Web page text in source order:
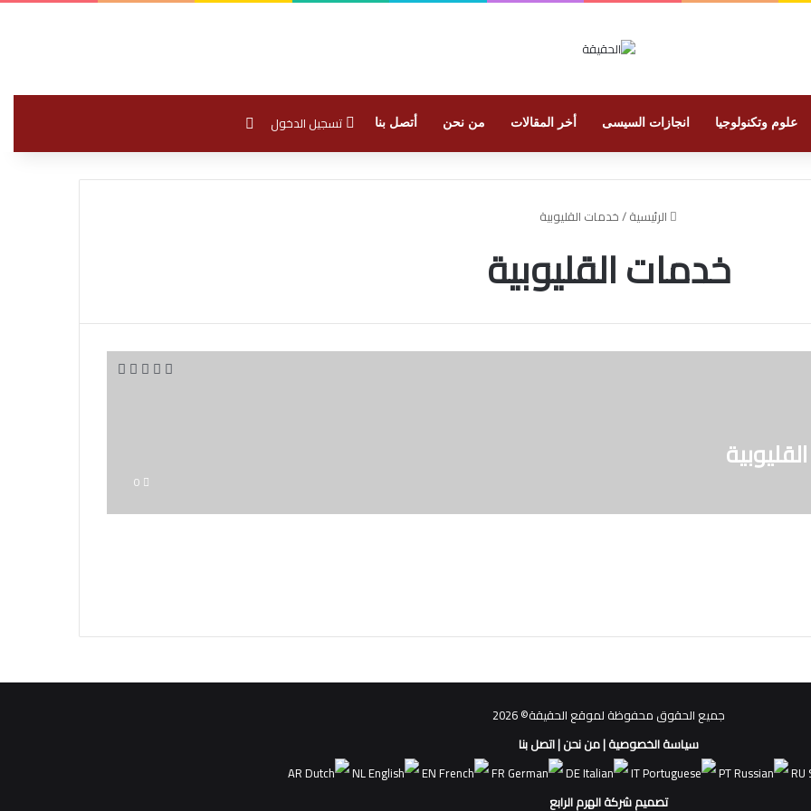
علوم وتكنولوجيا انجازات السيسى أخر المقالات من نحن أتصل بنا تسجيل الدخول
الرئيسية/خدمات القليوبية
خدمات القليوبية
0
جميع الحقوق محفوظة لموقع الحقيقة© 2026
سياسة الخصوصية|من نحن|اتصل بنا
AR
NL EN FR DE IT PT RU
تصميم شركة الهرم الرابع